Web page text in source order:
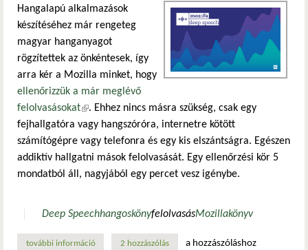
Hangalapú alkalmazások
készítéséhez már rengeteg
magyar hanganyagot
rögzítettek az önkéntesek, így
arra kér a Mozilla minket, hogy
ellenőrizzük a már meglévő
felolvasásokat(külső hivatkozás)
. Ehhez nincs másra szükség, csak egy
fejhallgatóra vagy hangszóróra, internetre kötött
számítógépre vagy telefonra és egy kis elszántságra. Egészen
addiktív hallgatni mások felolvasását. Egy ellenőrzési kör 5
mondatból áll, nagyjából egy percet vesz igénybe.
Deep SpeechhangoskönyfelolvasásMozillakönyv
további információhallgatózz és dönts jól! tartalommal kapcsolatosan
2 hozzászólás a hozzászóláshoz